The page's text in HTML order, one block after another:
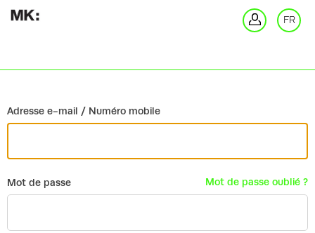
FR
Adresse e-mail / Numéro mobile
Mot de passe Mot de passe oublié ?